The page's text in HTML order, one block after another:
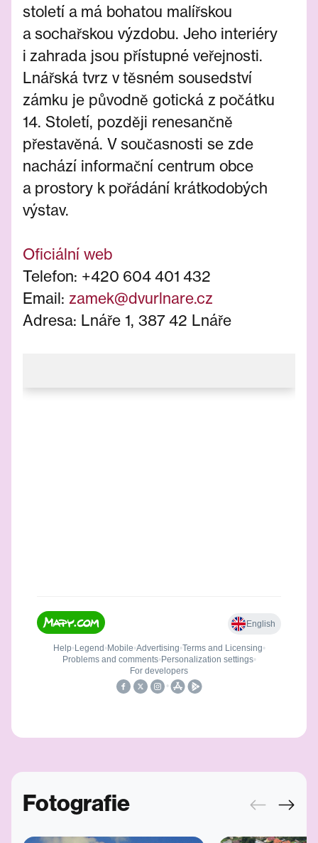
století a má bohatou malířskou
a sochařskou výzdobu. Jeho interiéry
i zahrada jsou přístupné veřejnosti.
Lnářská tvrz v těsném sousedství
zámku je původně gotická z počátku
14. Století, později renesančně
přestavěná. V současnosti se zde
nachází informační centrum obce
a prostory k pořádání krátkodobých
výstav.
Oficiální web
Telefon: +420 604 401 432
Email: zamek@dvurlnare.cz
Adresa: Lnáře 1, 387 42 Lnáře
Fotografie